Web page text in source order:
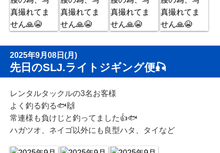
2025年9月08日(月)
先日のSLJ.ライトジギング便🎣
レンタルタックルの3名お客様
よく釣る釣る🐟🙌
常連様も負けじと釣ってました👍🐟
ハガツオ、ネイゴ以外にも良型ハタ、タイなど